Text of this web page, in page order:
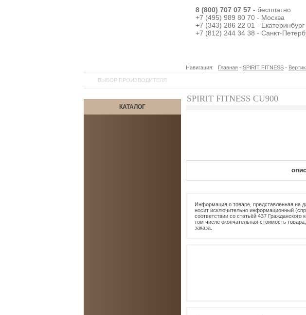
8 (800) 707 07 57 - бесплатно
+7 (495) 989 80 70 - Москва
+7 (343) 286 22 01 - Екатеринбург
+7 (812) 244 34 38 - Санкт-
Навигация: Главная - SPIRIT FITNESS -
ВЫБОР ПРОИЗВОДИТЕЛЯ
КАТАЛОГ
SPIRIT FITNESS CU900
Информация о товаре, представленная на
носит исключительно информационный
соответствии со статьёй 437
том числе окончательная стоимость
заказа.